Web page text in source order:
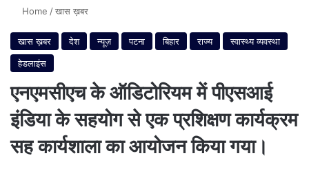
Home /खास ख़बर
खास ख़बर देश न्यूज़ पटना बिहार राज्य
स्वास्थ्य व्यवस्था
हेडलाइंस
एनएमसीएच के ऑडिटोरियम में पीएसआई
इंडिया के सहयोग से एक प्रशिक्षण कार्यक्रम
सह कार्यशाला का आयोजन किया गया।